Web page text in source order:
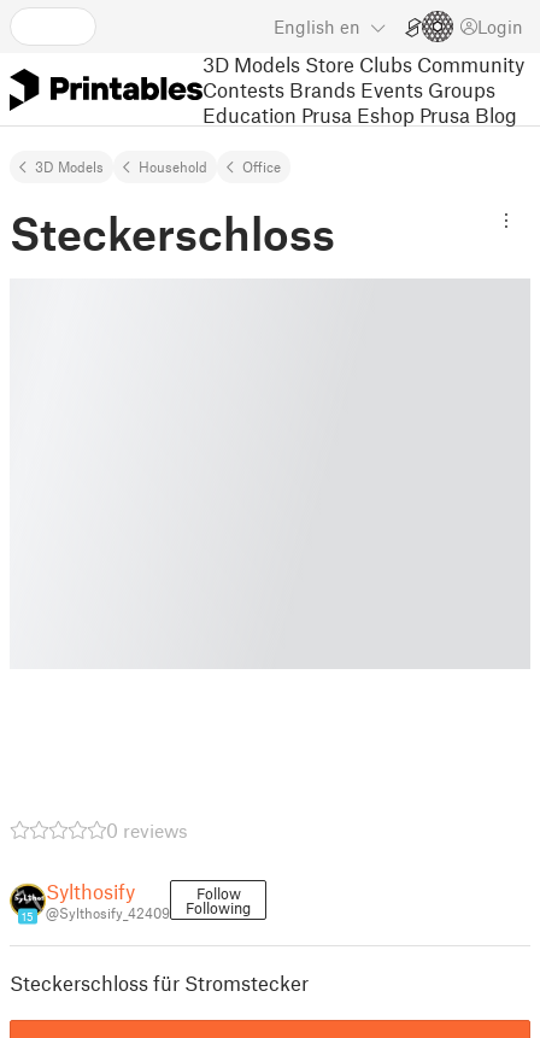
English en Login
3D Models Store Clubs Community
Contests Brands Events Groups
Education Prusa Eshop Prusa Blog
3D Models Household Office
Steckerschloss
0 reviews
15
Sylthosify
@Sylthosify_42409
Follow
Following
Steckerschloss für Stromstecker